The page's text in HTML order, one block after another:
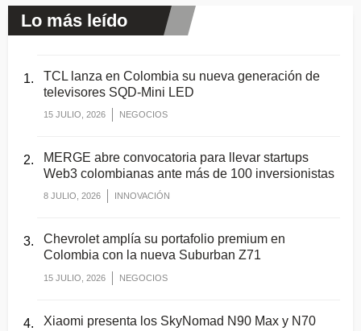
Lo más leído
TCL lanza en Colombia su nueva generación de
televisores SQD-Mini LED
15 JULIO, 2026 NEGOCIOS
MERGE abre convocatoria para llevar startups
Web3 colombianas ante más de 100 inversionistas
8 JULIO, 2026 INNOVACIÓN
Chevrolet amplía su portafolio premium en
Colombia con la nueva Suburban Z71
15 JULIO, 2026 NEGOCIOS
Xiaomi presenta los SkyNomad N90 Max y N70